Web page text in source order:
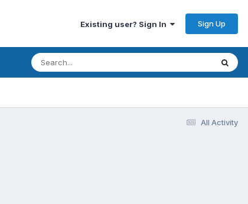
Existing user? Sign In Sign Up
All Activity